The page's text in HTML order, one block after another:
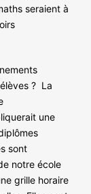
seraient à
? La
une
sont
notre école
grille horaire